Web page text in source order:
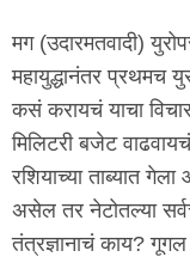
मग (उदारमतवादी)
महायुद्धानंतर प्रथमच
कसं करायचं याचा
मिलिटरी बजेट
रशियाच्या ताब्यात
असेल तर नेटोतल्या
तंत्रज्ञानाचं काय?